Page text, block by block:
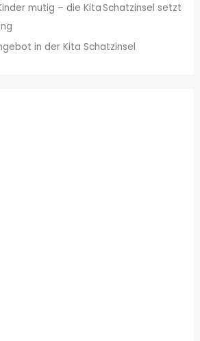
mutig – die Kita Schatzinsel setzt
in der Kita Schatzinsel